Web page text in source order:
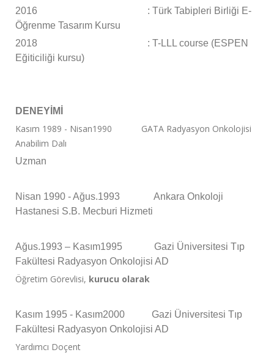
2016 : Türk Tabipleri Birliği E-
Öğrenme Tasarım Kursu
2018 : T-LLL course (ESPEN
Eğiticiliği kursu)
DENEYİMİ
Kasım 1989 - Nisan1990 GATA Radyasyon Onkolojisi
Anabilim Dalı
Uzman
Nisan 1990 - Ağus.1993 Ankara Onkoloji
Hastanesi S.B. Mecburi Hizmeti
Ağus.1993 – Kasım1995 Gazi Üniversitesi Tıp
Fakültesi Radyasyon Onkolojisi AD
Öğretim Görevlisi, kurucu olarak
Kasım 1995 - Kasım2000 Gazi Üniversitesi Tıp
Fakültesi Radyasyon Onkolojisi AD
Yardımcı Doçent